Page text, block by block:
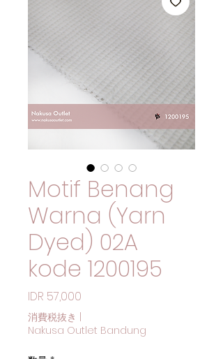
Motif Benang
Warna (Yarn
Dyed) 02A
kode 1200195
IDR 57,000
消費税抜き
Nakusa Outlet Bandung